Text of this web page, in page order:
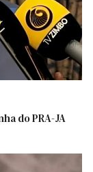
do PRA-JA